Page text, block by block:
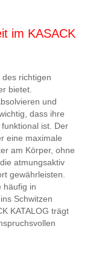
im KASACK
richtigen
bietet.
und
dass ihre
ist. Der
eine maximale
am Körper, ohne
atmungsaktiv
gewährleisten.
häufig in
Schwitzen
KATALOG trägt